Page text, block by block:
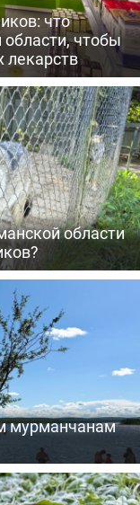
что
чтобы
лекарств
области
мурманчанам